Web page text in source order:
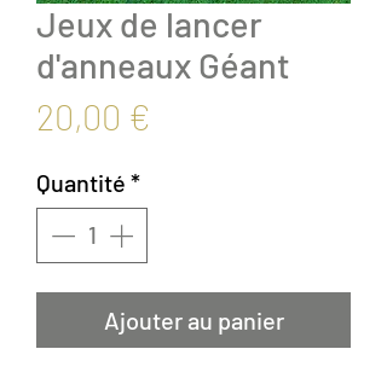
Jeux de lancer
d'anneaux Géant
20,00 €
Quantité *
Ajouter au panier